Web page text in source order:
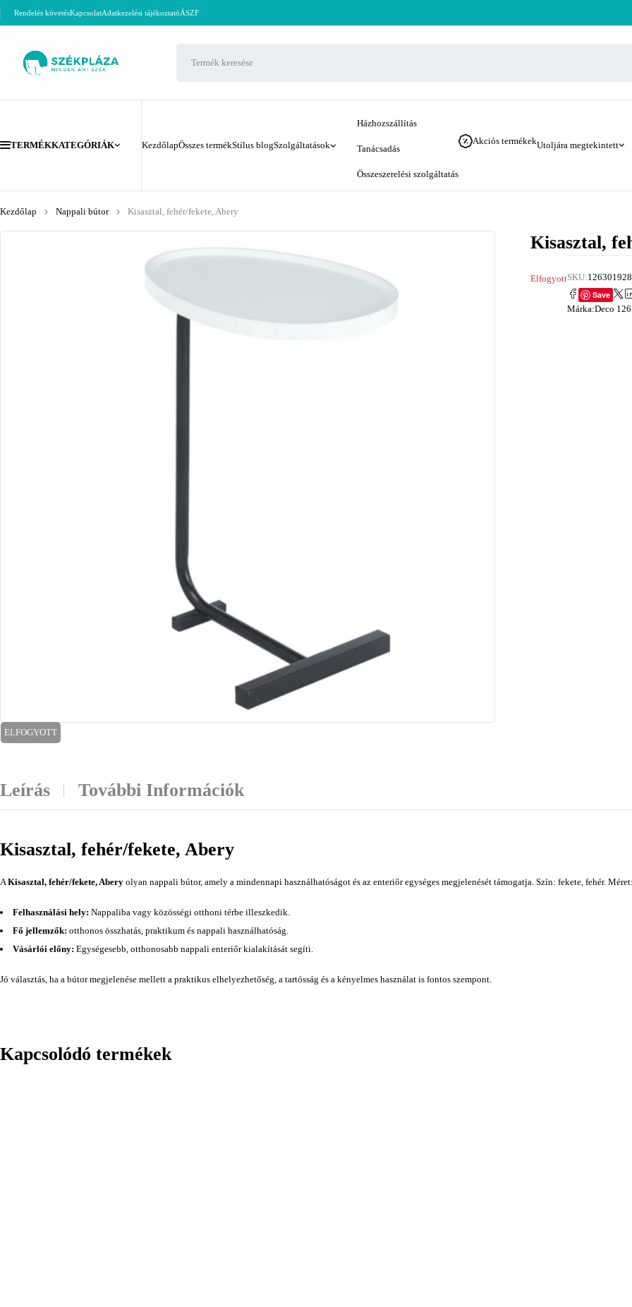
Rendelés követésKapcsolatAdatkezelési tájékoztatóÁSZF
TERMÉKKATEGÓRIÁK KezdőlapÖsszes termékStílus blogSzolgáltatások
Házhozszállítás
Tanácsadás
Összeszerelési szolgáltatás
Akciós termékekUtoljára megtekintett
Kezdőlap Nappali bútor Kisasztal, fehér/fekete, Abery
ELFOGYOTT
Kisasztal,
ElfogyottSKU:126301928
Save
Márka:Deco 126
Leírás További Információk
Kisasztal, fehér/fekete, Abery
AKisasztal, fehér/fekete, Abery olyan nappali bútor, amely a mindennapi használhatóságot és az enteriőr egységes megjelenését támogatja. Szín: fekete, fehér.
Felhasználási hely: Nappaliba vagy közösségi otthoni térbe illeszkedik.
Fő jellemzők: otthonos összhatás, praktikum és nappali használhatóság.
Vásárlói előny: Egységesebb, otthonosabb nappali enteriőr kialakítását segíti.
Jó választás, ha a bútor megjelenése mellett a praktikus elhelyezhetőség, a tartósság és a kényelmes használat is fontos szempont.
Kapcsolódó termékek